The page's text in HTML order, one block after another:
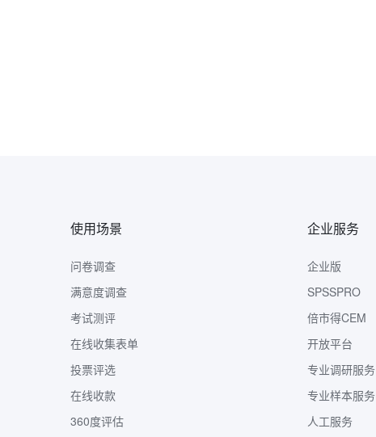
使用场景
问卷调查
满意度调查
考试测评
在线收集表单
投票评选
在线收款
360度评估
企业服务
企业版
SPSSPRO
倍市得CEM
开放平台
专业调研服务
专业样本服务
人工服务